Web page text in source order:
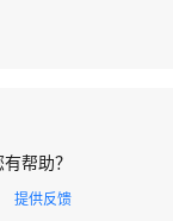
帮助？
提供反馈